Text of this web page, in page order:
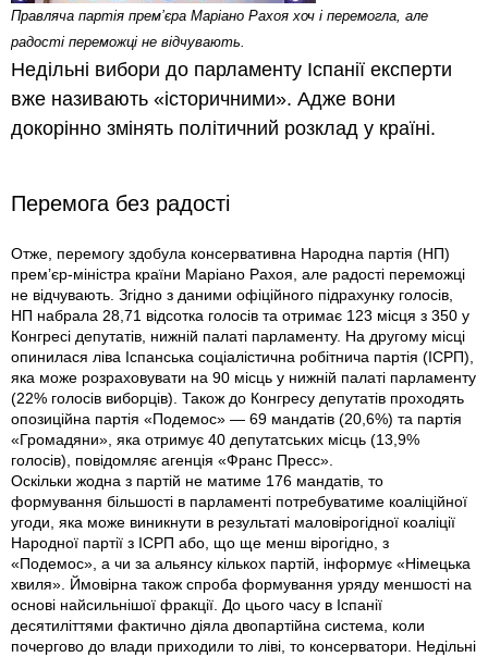
Правляча партія прем’єра Маріано Рахоя хоч і перемогла, але
радості переможці не відчувають.
Недільні вибори до парламенту Іспанії експерти
вже називають «історичними». Адже вони
докорінно змінять політичний розклад у країні.
Перемога без радості
Отже, перемогу здобула консервативна Народна партія (НП)
прем’єр-міністра країни Маріано Рахоя, але радості переможці
не відчувають. Згідно з даними офіційного підрахунку голосів,
НП набрала 28,71 відсотка голосів та отримає 123 місця з 350 у
Конгресі депутатів, нижній палаті парламенту. На другому місці
опинилася ліва Іспанська соціалістична робітнича партія (ІСРП),
яка може розраховувати на 90 місць у нижній палаті парламенту
(22% голосів виборців). Також до Конгресу депутатів проходять
опозиційна партія «Подемос» — 69 мандатів (20,6%) та партія
«Громадяни», яка отримує 40 депутатських місць (13,9%
голосів), повідомляє агенція «Франс Пресс».
Оскільки жодна з партій не матиме 176 мандатів, то
формування більшості в парламенті потребуватиме коаліційної
угоди, яка може виникнути в результаті маловірогідної коаліції
Народної партії з ІСРП або, що ще менш вірогідно, з
«Подемос», а чи за альянсу кількох партій, інформує «Німецька
хвиля». Ймовірна також спроба формування уряду меншості на
основі найсильнішої фракції. До цього часу в Іспанії
десятиліттями фактично діяла двопартійна система, коли
почергово до влади приходили то ліві, то консерватори. Недільні